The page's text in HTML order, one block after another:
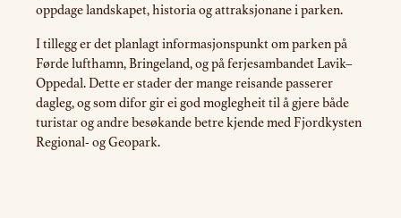
oppdage landskapet, historia og attraksjonane i parken.
I tillegg er det planlagt informasjonspunkt om parken på
Førde lufthamn, Bringeland, og på ferjesambandet Lavik–
Oppedal. Dette er stader der mange reisande passerer
dagleg, og som difor gir ei god moglegheit til å gjere både
turistar og andre besøkande betre kjende med Fjordkysten
Regional- og Geopark.